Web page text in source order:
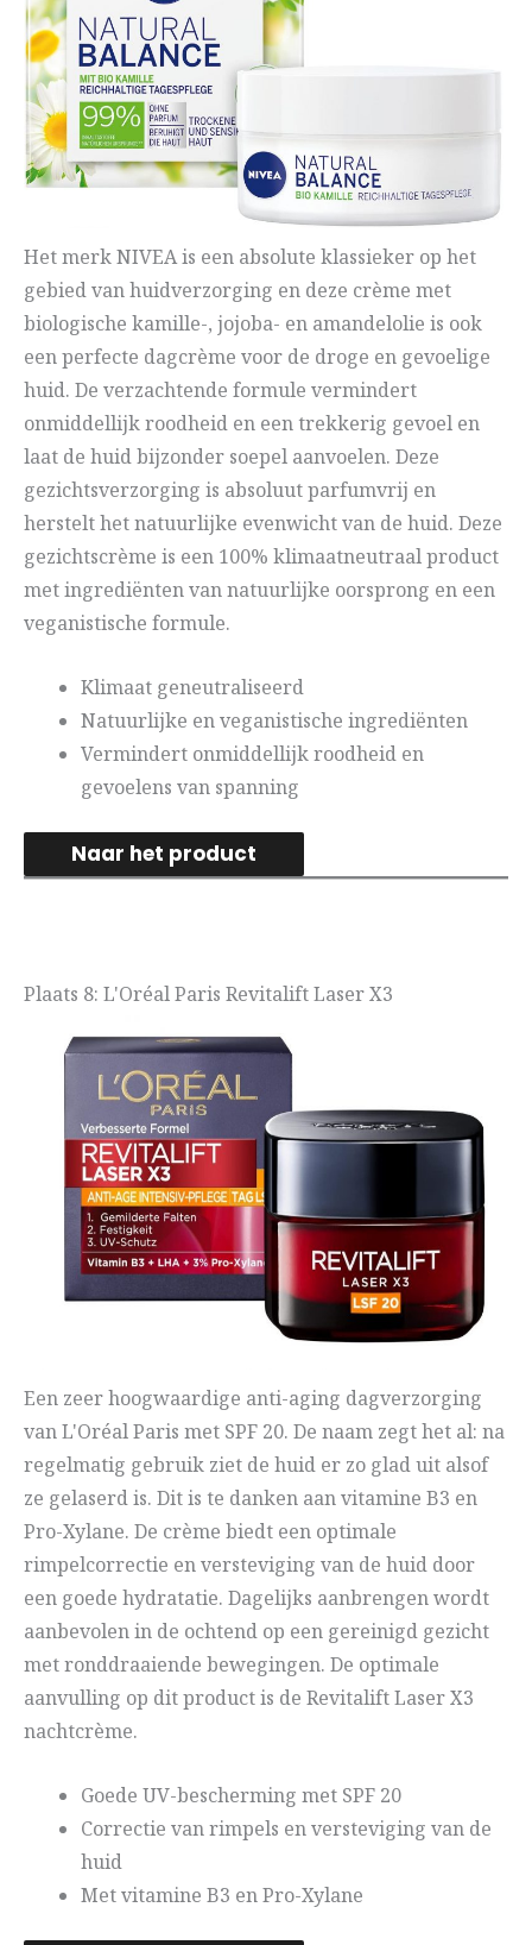
Het merk NIVEA is een absolute klassieker op het
gebied van huidverzorging en deze crème met
biologische kamille-, jojoba- en amandelolie is ook
een perfecte dagcrème voor de droge en gevoelige
huid. De verzachtende formule vermindert
onmiddellijk roodheid en een trekkerig gevoel en
laat de huid bijzonder soepel aanvoelen. Deze
gezichtsverzorging is absoluut parfumvrij en
herstelt het natuurlijke evenwicht van de huid. Deze
gezichtscrème is een 100% klimaatneutraal product
met ingrediënten van natuurlijke oorsprong en een
veganistische formule.
Klimaat geneutraliseerd
Natuurlijke en veganistische ingrediënten
Vermindert onmiddellijk roodheid en
gevoelens van spanning
Naar het product
Plaats 8: L'Oréal Paris Revitalift Laser X3
Een zeer hoogwaardige anti-aging dagverzorging
van L'Oréal Paris met SPF 20. De naam zegt het al: na
regelmatig gebruik ziet de huid er zo glad uit alsof
ze gelaserd is. Dit is te danken aan vitamine B3 en
Pro-Xylane. De crème biedt een optimale
rimpelcorrectie en versteviging van de huid door
een goede hydratatie. Dagelijks aanbrengen wordt
aanbevolen in de ochtend op een gereinigd gezicht
met ronddraaiende bewegingen. De optimale
aanvulling op dit product is de Revitalift Laser X3
nachtcrème.
Goede UV-bescherming met SPF 20
Correctie van rimpels en versteviging van de
huid
Met vitamine B3 en Pro-Xylane